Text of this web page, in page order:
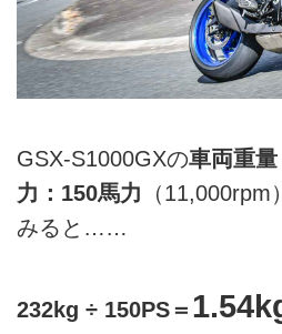
GSX-S1000GXの車両重
力：150馬力 （
みると……
232kg ÷ 150PS＝